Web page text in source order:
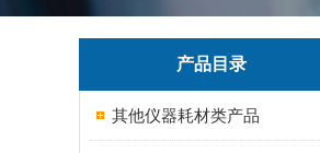
产品目录
其他仪器耗材类产品